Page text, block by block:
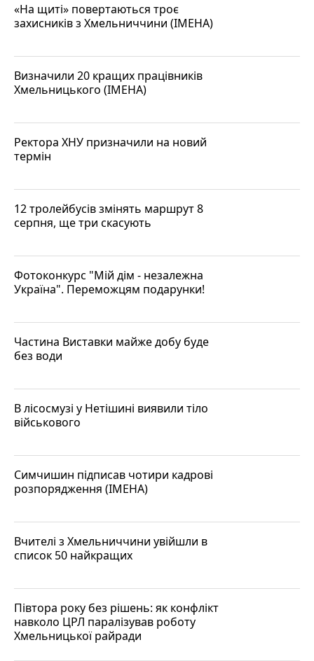
«На щиті» повертаються троє
захисників з Хмельниччини (ІМЕНА)
Визначили 20 кращих працівників
Хмельницького (ІМЕНА)
Ректора ХНУ призначили на новий
термін
12 тролейбусів змінять маршрут 8
серпня, ще три скасують
Фотоконкурс "Мій дім - незалежна
Україна". Переможцям подарунки!
Частина Виставки майже добу буде
без води
В лісосмузі у Нетішині виявили тіло
військового
Симчишин підписав чотири кадрові
розпорядження (ІМЕНА)
Вчителі з Хмельниччини увійшли в
список 50 найкращих
Півтора року без рішень: як конфлікт
навколо ЦРЛ паралізував роботу
Хмельницької райради